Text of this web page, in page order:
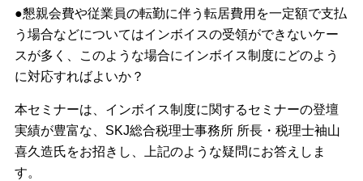
●懇親会費や従業員の転勤に伴う転居費用を一定額で支払
う場合などについてはインボイスの受領ができないケー
スが多く、このような場合にインボイス制度にどのよう
に対応すればよいか？
本セミナーは、インボイス制度に関するセミナーの登壇
実績が豊富な、SKJ総合税理士事務所 所長・税理士袖山
喜久造氏をお招きし、上記のような疑問にお答えしま
す。